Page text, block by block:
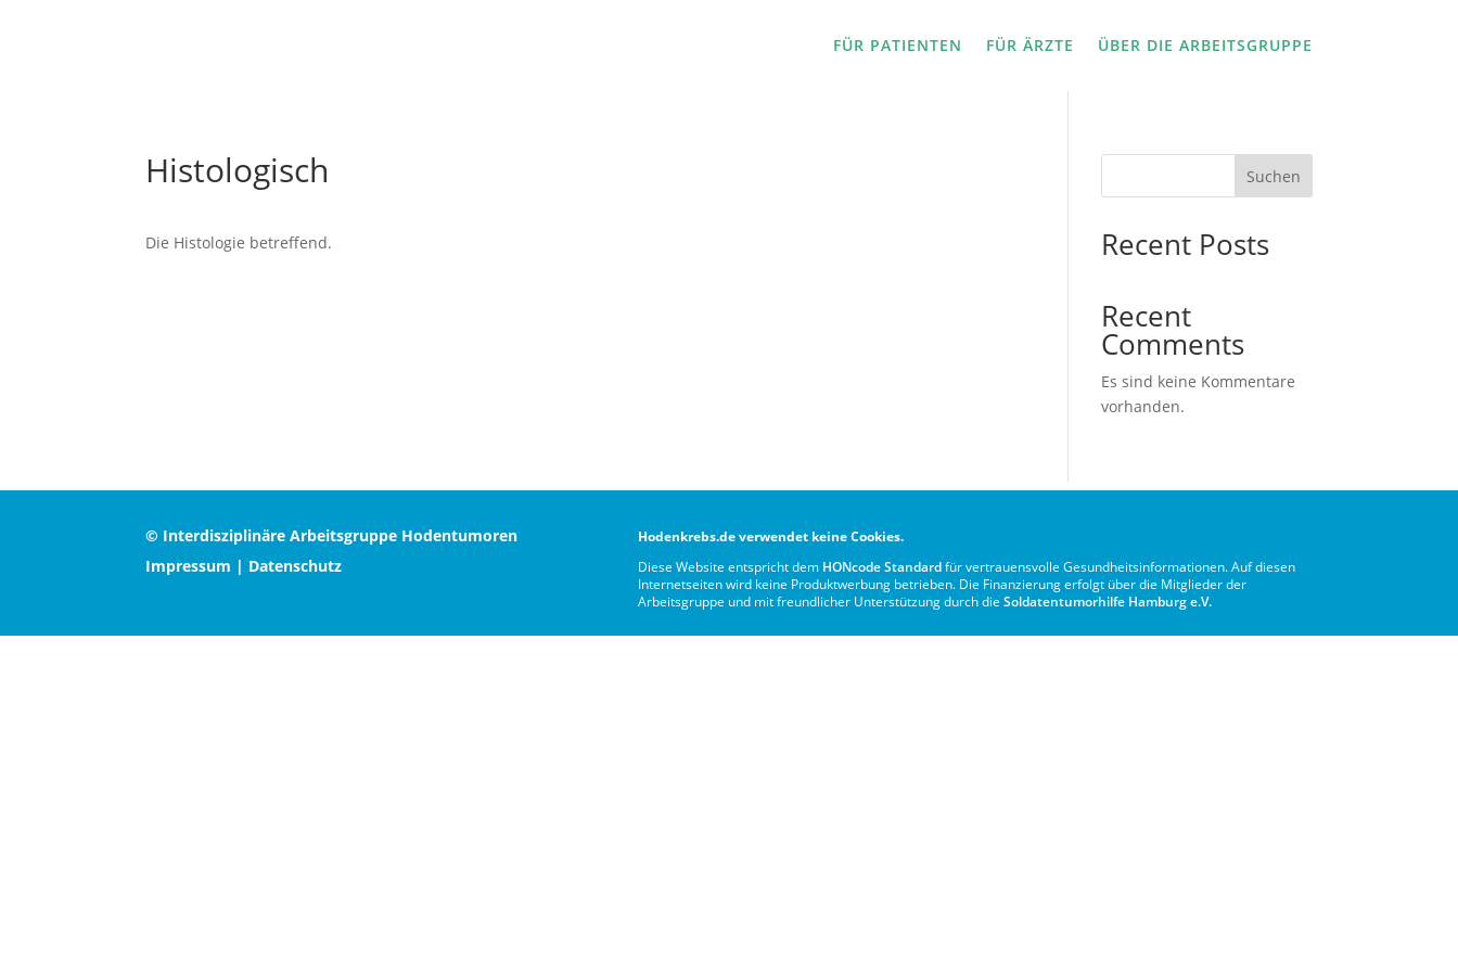
FÜR PATIENTEN FÜR ÄRZTE ÜBER DIE ARBEITSGRUPPE
Histologisch
Die Histologie betreffend.
Suchen
Recent Posts
Recent
Comments
Es sind keine Kommentare
vorhanden.
© Interdisziplinäre Arbeitsgruppe Hodentumoren
Impressum | Datenschutz
Hodenkrebs.de verwendet keine Cookies.
Diese Website entspricht dem HONcode Standardfür vertrauensvolle Gesundheitsinformationen. Auf diesen
Internetseiten wird keine Produktwerbung betrieben. Die Finanzierung erfolgt über die Mitglieder der
Arbeitsgruppe und mit freundlicher Unterstützung durch dieSoldatentumorhilfe Hamburg e.V.